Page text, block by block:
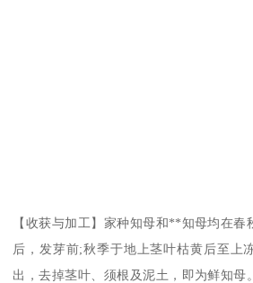
【收获与加工】家种知母和**知母均在
后，发芽前;秋季于地上茎叶枯黄后至上
出，去掉茎叶、须根及泥土，即为鲜知母